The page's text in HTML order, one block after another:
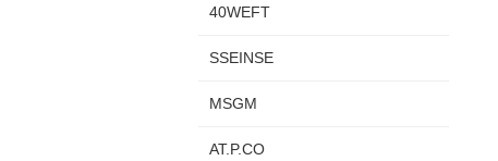
40WEFT
SSEINSE
MSGM
AT.P.CO